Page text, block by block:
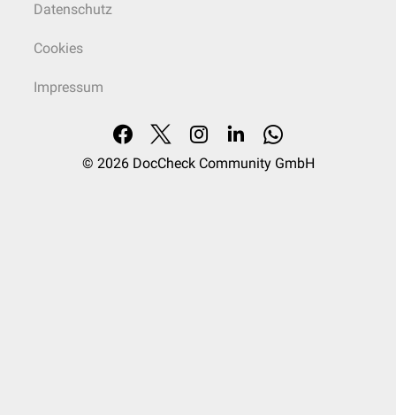
Datenschutz
Cookies
Impressum
© 2026 DocCheck Community GmbH